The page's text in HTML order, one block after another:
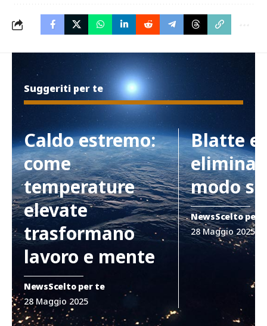
Suggeriti per te
Caldo estremo:
come
temperature
elevate
trasformano
lavoro e mente
NewsScelto per te
28 Maggio 2025
Blatte e
modo
NewsScelto per
28 Maggio 2025